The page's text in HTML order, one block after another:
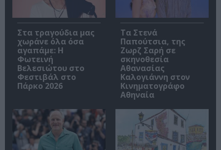
Στα τραγούδια μας
χωράνε όλα όσα
αγαπάμε: Η
Φωτεινή
Βελεσιώτου στο
Φεστιβάλ στο
Πάρκο 2026
Τα Στενά
Παπούτσια, της
Ζωρζ Σαρή σε
σκηνοθεσία
Αθανασίας
Καλογιάννη στον
Κινηματογράφο
Αθηναία